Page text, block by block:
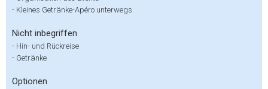
- Kleines Getränke-Apéro unterwegs
Nicht inbegriffen
- Hin- und Rückreise
- Getränke
Optionen